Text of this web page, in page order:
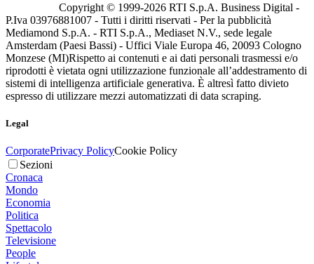
Copyright © 1999-2026 RTI S.p.A. Business Digital -
P.Iva 03976881007 - Tutti i diritti riservati - Per la pubblicità
Mediamond S.p.A. - RTI S.p.A., Mediaset N.V., sede legale
Amsterdam (Paesi Bassi) - Uffici Viale Europa 46, 20093 Cologno
Monzese (MI)Rispetto ai contenuti e ai dati personali trasmessi e/o
riprodotti è vietata ogni utilizzazione funzionale all’addestramento di
sistemi di intelligenza artificiale generativa. È altresì fatto divieto
espresso di utilizzare mezzi automatizzati di data scraping.
Legal
CorporatePrivacy PolicyCookie Policy
Sezioni
Cronaca
Mondo
Economia
Politica
Spettacolo
Televisione
People